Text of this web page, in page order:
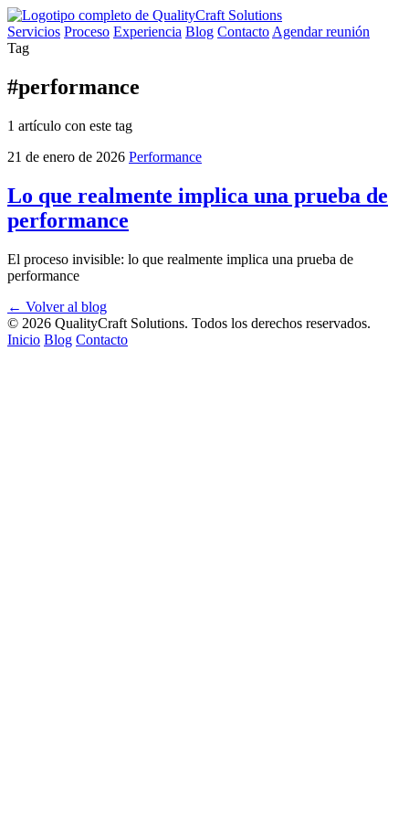
Servicios Proceso Experiencia Blog Contacto Agendar reunión
Tag
#performance
1 artículo con este tag
21 de enero de 2026 Performance
Lo que realmente implica una prueba de
performance
El proceso invisible: lo que realmente implica una prueba de
performance
← Volver al blog
© 2026 QualityCraft Solutions. Todos los derechos reservados.
Inicio Blog Contacto